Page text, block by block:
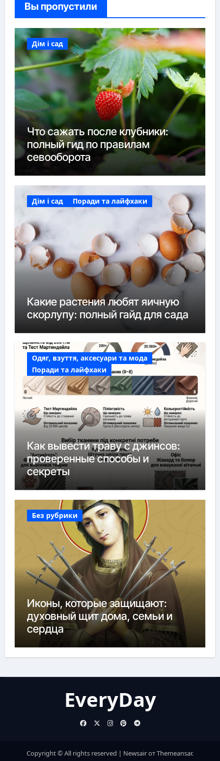
Вы пропустили
Дім і сад
Что сажать после клубники:
полный гид по правилам
севооборота
Дім і сад Поради та лайфхаки
Какие растения любят яичную
скорлупу: полный гайд для сада
Одяг, взуття, аксесуари та мода
Поради та лайфхаки
Как вывести траву с джинсов:
проверенные способы и
секреты
Без рубрики
Иконы, которые защищают:
духовный щит дома, семьи и
сердца
EveryDay
Copyright © All rights reserved | NewsairотThemeansar.